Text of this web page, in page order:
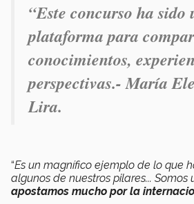
“Este concurso ha sido
plataforma para
conocimientos,
perspectivas.- María
Lira.
“Es un magnífico ejemplo de lo que
algunos de nuestros pilares...
apostamos mucho por la